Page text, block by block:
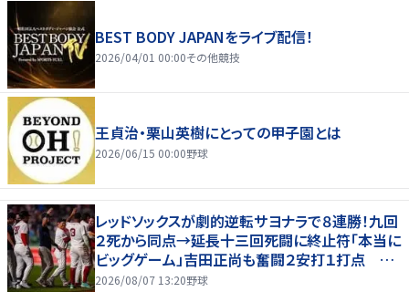
BEST BODY JAPANをライブ配信！
2026/04/01 00:00その他競技
王貞治・栗山英樹にとっての甲子園とは
2026/06/15 00:00野球
レッドソックスが劇的逆転サヨナラで８連勝！九回
２死から同点→延長十三回死闘に終止符「本当に
ビッグゲーム」吉田正尚も奮闘２安打１打点 本
拠地熱狂
2026/08/07 13:20野球